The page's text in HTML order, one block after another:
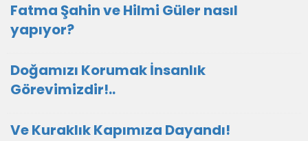
Fatma Şahin ve Hilmi Güler nasıl
yapıyor?
Doğamızı Korumak İnsanlık
Görevimizdir!..
Ve Kuraklık Kapımıza Dayandı!